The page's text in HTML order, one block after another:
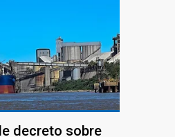
decreto sobre